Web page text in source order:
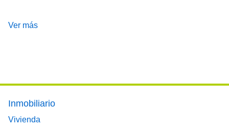
Ver más
Footer main menu
Inmobiliario
Vivienda